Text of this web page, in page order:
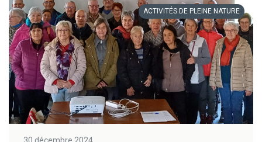
ACTIVITÉS DE PLEINE NATURE